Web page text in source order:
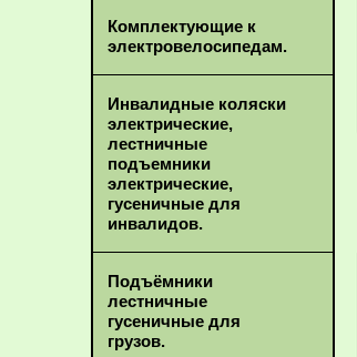
Комплектующие к
электровелосипедам.
Инвалидные коляски
электрические,
лестничные
подъемники
электрические,
гусеничные для
инвалидов.
Подъёмники
лестничные
гусеничные для
грузов.